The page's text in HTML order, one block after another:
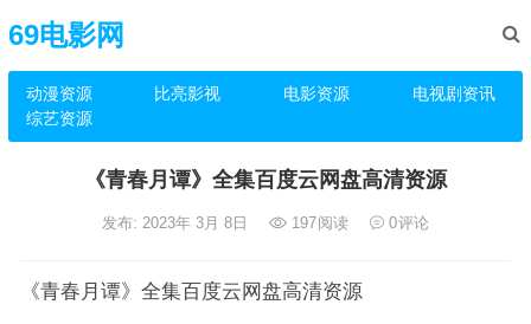
69电影网
动漫资源 比亮影视 电影资源
电视剧资讯
综艺资源
《青春月谭》全集百度云网盘高清资源
发布: 2023年 3月 8日 197阅读 0评论
《青春月谭》全集百度云网盘高清资源